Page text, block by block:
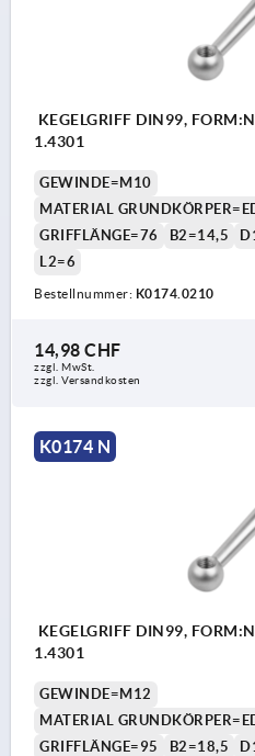
KEGELGRIFF DIN99,
1.4301
GEWINDE=M10
MATERIAL
GRIFFLÄNGE=76
B2=14,5
L2=6
Bestellnummer: K0174.0210
14,98 CHF
zzgl. MwSt.
zzgl. Versandkosten
K0174 N
KEGELGRIFF DIN99,
1.4301
GEWINDE=M12
MATERIAL
GRIFFLÄNGE=95
B2=18,5